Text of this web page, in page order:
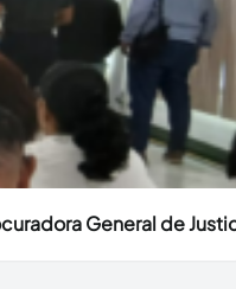
General de